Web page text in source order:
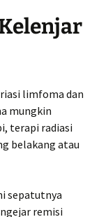
limfoma dan
mungkin
terapi radiasi
belakang atau
sepatutnya
remisi